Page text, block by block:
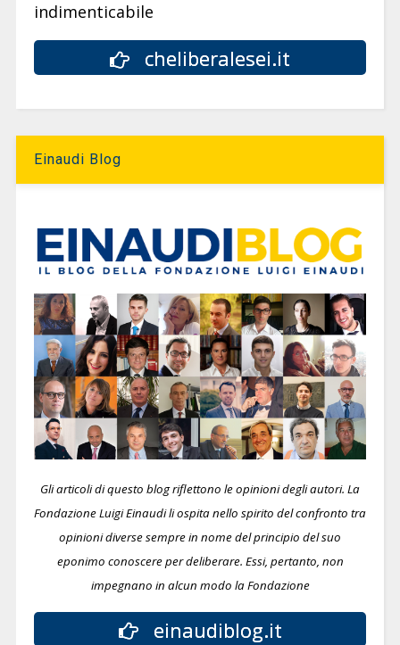
indimenticabile
cheliberalesei.it
Einaudi Blog
Gli articoli di questo blog riflettono le opinioni degli autori. La
Fondazione Luigi Einaudi li ospita nello spirito del confronto tra
opinioni diverse sempre in nome del principio del suo
eponimo conoscere per deliberare. Essi, pertanto, non
impegnano in alcun modo la Fondazione
einaudiblog.it